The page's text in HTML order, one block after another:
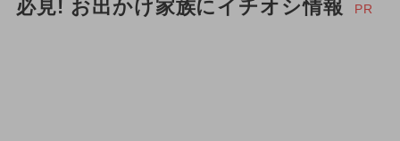
必見! お出かけ家族にイチオシ情報 PR